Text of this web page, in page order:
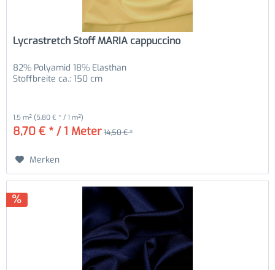
Lycrastretch Stoff MARIA cappuccino
82% Polyamid 18% Elasthan
Stoffbreite ca.: 150 cm
1.5 m² (5,80 € * / 1 m²)
8,70 € * / 1 Meter 14,50 € *
Merken